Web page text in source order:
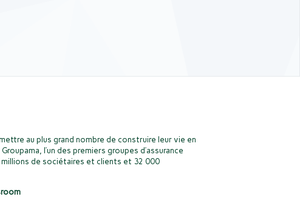
au plus grand nombre de construire leur vie en
l’un des premiers groupes d’assurance
millions de sociétaires et clients et 32 000